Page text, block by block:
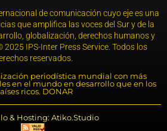
de comunicación cuyo eje es una
que amplifica las voces del Sur y de la
globalización, derechos humanos y
IPS-Inter Press Service. Todos los
reservados.
periodística mundial con más
en el mundo en desarrollo que en los
ricos. DONAR
& Hosting: Atiko.Studio